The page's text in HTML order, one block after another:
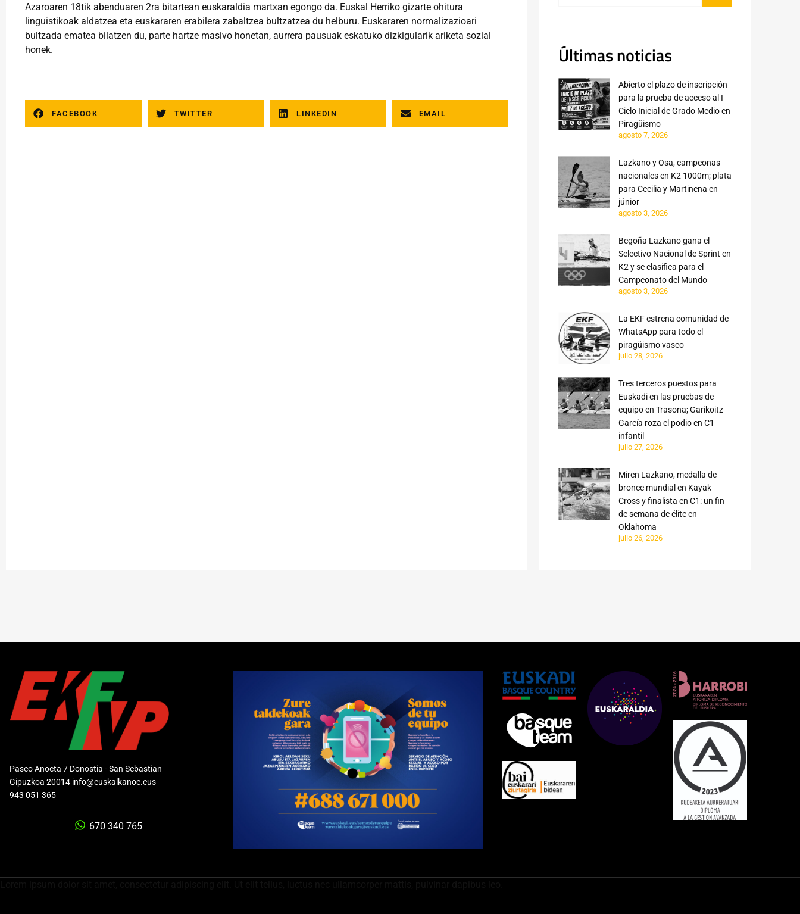
Azaroaren 18tik abenduaren 2ra bitartean euskaraldia martxan egongo da. Euskal Herriko gizarte ohitura
linguistikoak aldatzea eta euskararen erabilera zabaltzea bultzatzea du helburu. Euskararen normalizazioari
bultzada ematea bilatzen du, parte hartze masivo honetan, aurrera pausuak eskatuko dizkigularik ariketa sozial
honek.
FACEBOOK TWITTER LINKEDIN EMAIL
Últimas noticias
Abierto el plazo de inscripción
para la prueba de acceso al I
Ciclo Inicial de Grado Medio en
Piragüismo
agosto 7, 2026
Lazkano y Osa, campeonas
nacionales en K2 1000m; plata
para Cecilia y Martinena en
júnior
agosto 3, 2026
Begoña Lazkano gana el
Selectivo Nacional de Sprint en
K2 y se clasifica para el
Campeonato del Mundo
agosto 3, 2026
La EKF estrena comunidad de
WhatsApp para todo el
piragüismo vasco
julio 28, 2026
Tres terceros puestos para
Euskadi en las pruebas de
equipo en Trasona; Garikoitz
García roza el podio en C1
infantil
julio 27, 2026
Miren Lazkano, medalla de
bronce mundial en Kayak
Cross y finalista en C1: un fin
de semana de élite en
Oklahoma
julio 26, 2026
Paseo Anoeta 7 Donostia - San Sebastian
Gipuzkoa 20014 info@euskalkanoe.eus
943 051 365
670 340 765